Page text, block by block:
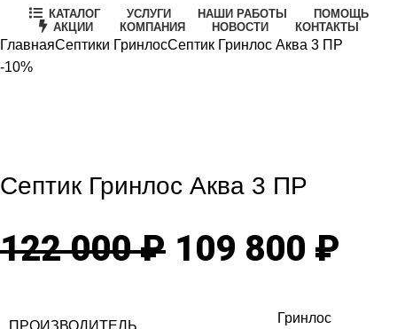
КАТАЛОГ УСЛУГИ НАШИ РАБОТЫ
ПОМОЩЬ
АКЦИИ
КОМПАНИЯ НОВОСТИ КОНТАКТЫ
ГлавнаяСептики ГринлосСептик Гринлос Аква 3 ПР
-10%
Септик Гринлос Аква 3 ПР
122 000₽ 109 800 ₽
ПРОИЗВОДИТЕЛЬ
Гринлос